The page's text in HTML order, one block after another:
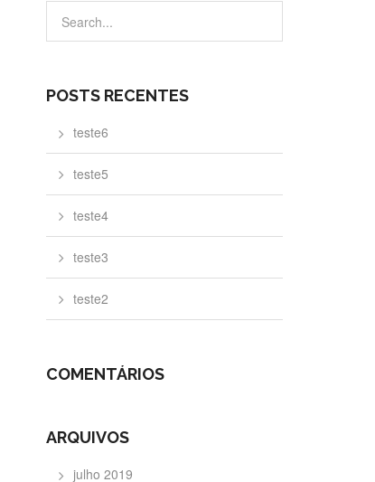
POSTS RECENTES
teste6
teste5
teste4
teste3
teste2
COMENTÁRIOS
ARQUIVOS
julho 2019